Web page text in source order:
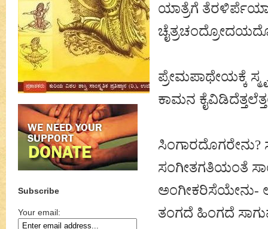
Subscribe
Your email:
ಯಾತ್ರೆಗೆ ತೆರಳಿರ್ಪೆಯಾ-
ಪ್ರೇಮಪಾಥೇಯಕ್ಕೆ
ಕಾಮನ
ಸಿಂಗಾರದೊಗರೇನು?
ಸಂಗೀತಗತಿಯಂತೆ
ಅಂಗೀಕರಿಸೆಯೇನು-
ತಂಗದೆ ಹಿಂಗದೆ